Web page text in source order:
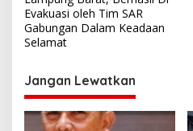
i
g
a
s
i
Evakuasi oleh Tim SAR
Gabungan Dalam Keadaan
Selamat
Jangan Lewatkan